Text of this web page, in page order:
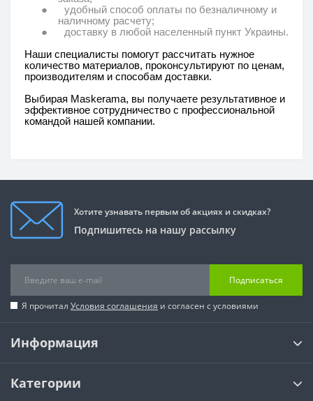
●
удобный способ оплаты по безналичному и
наличному расчету;
●
доставку в любой населенный пункт Украины.
Наши специалисты помогут рассчитать нужное
количество материалов, проконсультируют по ценам,
производителям и способам доставки.
Выбирая Maskerama, вы получаете результативное и
эффективное сотрудничество с профессиональной
командой нашей компании.
Хотите узнавать первым об акциях и скидках?
Подпишитесь на нашу рассылку
Подписаться
Я прочитал Условия соглашения и согласен с условиями
Информация
Категории